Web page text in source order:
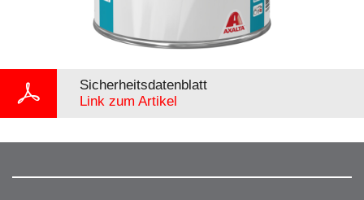
Sicherheitsdatenblatt
Link zum Artikel